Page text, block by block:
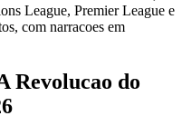
League, Premier League e
com narracoes em
Revolucao do